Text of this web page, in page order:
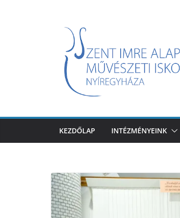
KEZDŐLAP INTÉZMÉNYEINK